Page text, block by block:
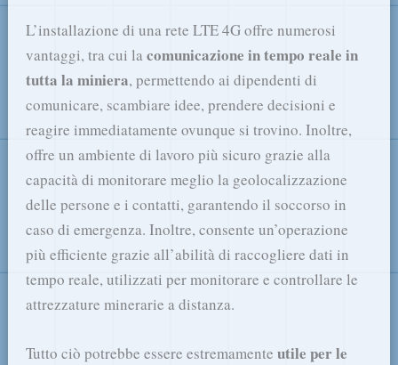
L’installazione di una rete LTE 4G offre numerosi
vantaggi, tra cui lacomunicazione in tempo reale in
tutta la miniera, permettendo ai dipendenti di
comunicare, scambiare idee, prendere decisioni e
reagire immediatamente ovunque si trovino. Inoltre,
offre un ambiente di lavoro più sicuro grazie alla
capacità di monitorare meglio la geolocalizzazione
delle persone e i contatti, garantendo il soccorso in
caso di emergenza. Inoltre, consente un’operazione
più efficiente grazie all’abilità di raccogliere dati in
tempo reale, utilizzati per monitorare e controllare le
attrezzature minerarie a distanza.
Tutto ciò potrebbe essere estremamente utile per le